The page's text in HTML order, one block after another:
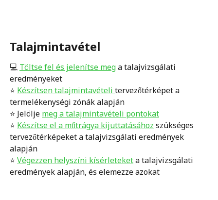
Talajmintavétel
💻 Töltse fel és jelenítse meg a talajvizsgálati
eredményeket
⭐️ Készítsen talajmintavételi tervezőtérképet a
termelékenységi zónák alapján
⭐️ Jelölje meg a talajmintavételi pontokat
⭐️ Készítse el a műtrágya kijuttatásához szükséges
tervezőtérképeket a talajvizsgálati eredmények
alapján
⭐️ Végezzen helyszíni kísérleteket a talajvizsgálati
eredmények alapján, és elemezze azokat